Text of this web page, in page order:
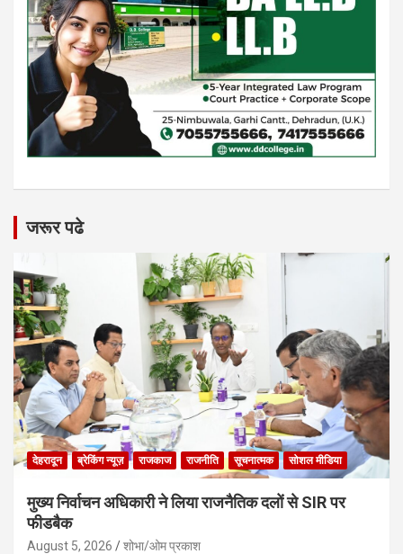
जरूर पढे
देहरादून ब्रेकिंग न्यूज़ राजकाज राजनीति सूचनात्मक सोशल मीडिया
मुख्य निर्वाचन अधिकारी ने लिया राजनैतिक दलों से SIR पर
फीडबैक
August 5, 2026 शोभा/ओम प्रकाश